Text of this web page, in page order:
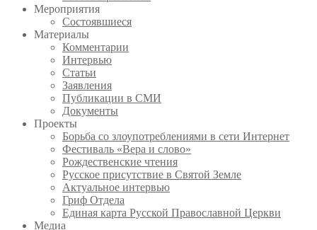
Мероприятия
Состоявшиеся
Материалы
Комментарии
Интервью
Статьи
Заявления
Публикации в СМИ
Документы
Проекты
Борьба со злоупотреблениями в сети Интернет
Фестиваль «Вера и слово»
Рождественские чтения
Русское присутствие в Святой Земле
Актуальное интервью
Гриф Отдела
Единая карта Русской Православной Церкви
Медиа